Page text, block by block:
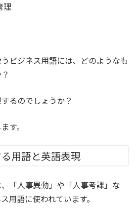
理
ビジネス用語には、どのようなも
るのでしょうか？
す。
る用語と英語表現
、「人事異動」や「人事考課」な
用語に使われています。